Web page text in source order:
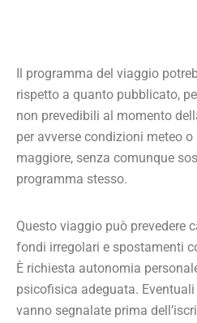
Il programma del viaggio
rispetto a quanto pubblicato,
non prevedibili al momento
per avverse condizioni meteo
maggiore, senza comunque
programma stesso.
Questo viaggio può prevedere
fondi irregolari e spostamenti
È richiesta autonomia
psicofisica adeguata.
vanno segnalate prima